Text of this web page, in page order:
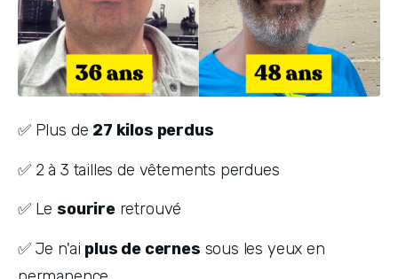
✅ Plus de 27 kilos perdus
✅ 2 à 3 tailles de vêtements perdues
✅ Le sourire retrouvé
✅ Je n'ai plus de cernes sous les yeux en